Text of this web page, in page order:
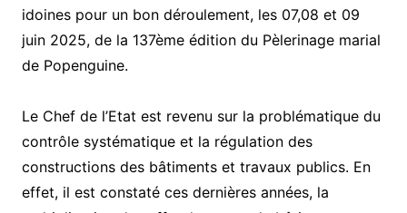
idoines pour un bon déroulement, les 07,08 et 09
juin 2025, de la 137ème édition du Pèlerinage marial
de Popenguine.
Le Chef de l’Etat est revenu sur la problématique du
contrôle systématique et la régulation des
constructions des bâtiments et travaux publics. En
effet, il est constaté ces dernières années, la